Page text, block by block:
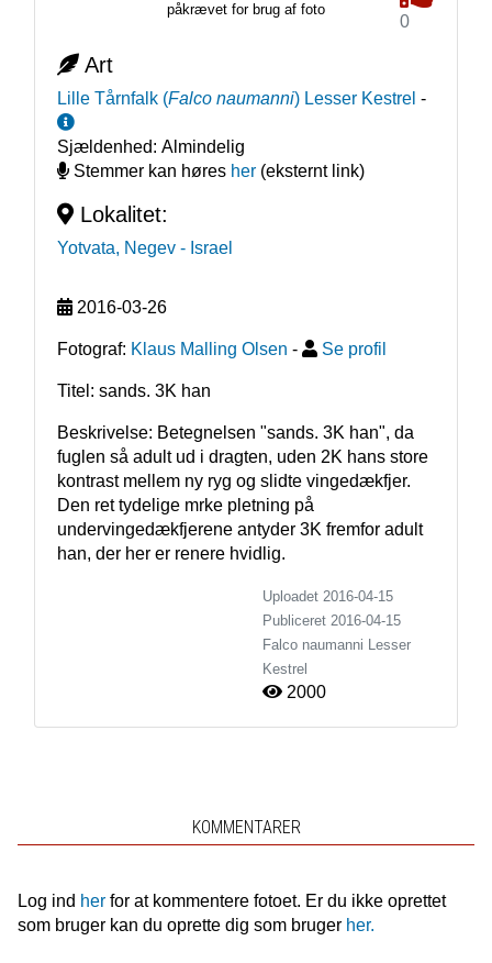
påkrævet for brug af foto
0
Art
Lille Tårnfalk (Falco naumanni) Lesser Kestrel -
Sjældenhed: Almindelig
Stemmer kan høres her(eksternt link)
Lokalitet:
Yotvata, Negev - Israel
2016-03-26
Fotograf: Klaus Malling Olsen - Se profil
Titel: sands. 3K han
Beskrivelse: Betegnelsen "sands. 3K han", da
fuglen så adult ud i dragten, uden 2K hans store
kontrast mellem ny ryg og slidte vingedækfjer.
Den ret tydelige mrke pletning på
undervingedækfjerene antyder 3K fremfor adult
han, der her er renere hvidlig.
Uploadet 2016-04-15
Publiceret 2016-04-15
Falco naumanni Lesser
Kestrel
2000
KOMMENTARER
Log ind herfor at kommentere fotoet. Er du ikke oprettet
som bruger kan du oprette dig som bruger her.